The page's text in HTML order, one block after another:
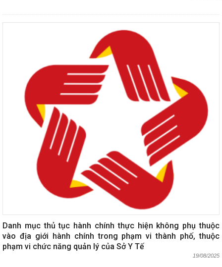
Danh mục thủ tục hành chính thực hiện không phụ thuộc
vào địa giới hành chính trong phạm vi thành phố, thuộc
phạm vi chức năng quản lý của Sở Y Tế
19/08/2025